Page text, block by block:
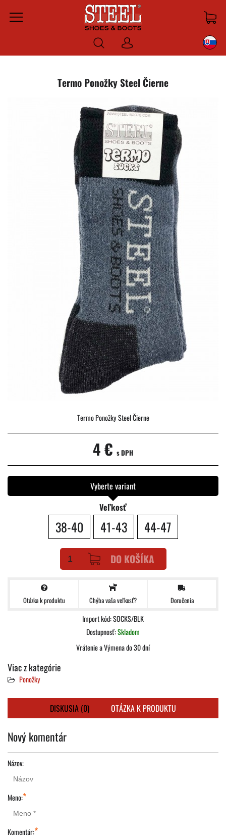
Menu
Prihlásiť
sa
Termo Ponožky Steel Čierne
Termo Ponožky Steel Čierne
4 € s DPH
Vyberte variant
Veľkosť
38-40 41-43 44-47
DO KOŠÍKA
Otázka k produktu Chýba vaša veľkosť? Doručenia
Import kód: SOCKS/BLK
Dostupnosť:Skladom
Vrátenie a Výmena do 30 dní
Viac z kategórie
Ponožky
DISKUSIA (0) OTÁZKA K PRODUKTU
Nový komentár
Názov:
Meno:*
Komentár:*